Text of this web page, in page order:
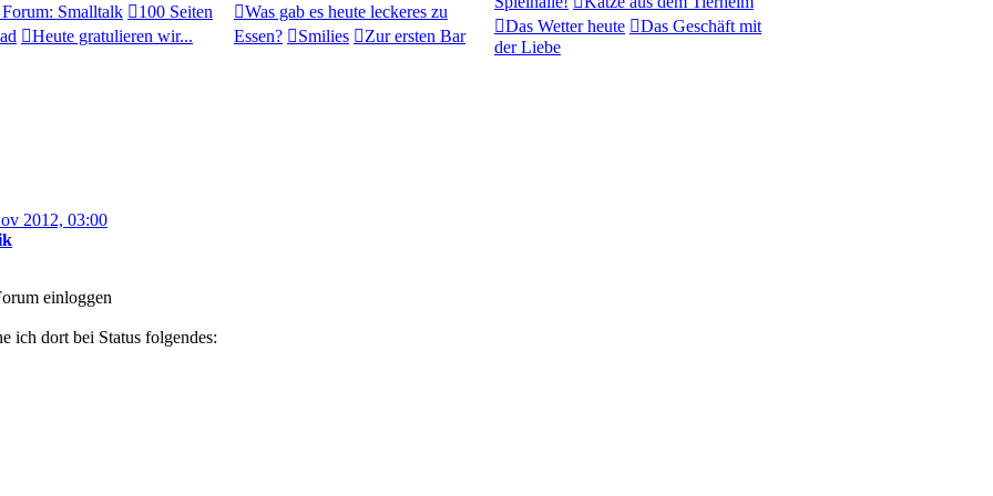
Smalltalk
100 Seiten
Heute gratulieren wir...
Was gab es heute leckeres zu
Essen?
Smilies Zur ersten Bar
Das Wetter heute
Das Geschäft mit
der Liebe
2012, 03:00
einloggen
ich dort bei Status folgendes: